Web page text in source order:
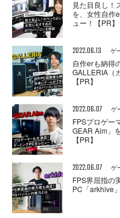
見た目良し！
を、女性自作
ュー！【PR】
2022.06.13 ゲ
自作erも納得
GALLERIA（
【PR】
2022.06.07 ゲ
FPSプロゲー
GEAR Aim」
【PR】
2022.06.07 ゲ
FPS界屈指の
PC「arkhive